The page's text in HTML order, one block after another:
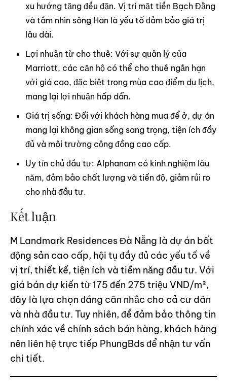
xu hướng tăng đều đặn. Vị trí mặt tiền Bạch Đằng
và tầm nhìn sông Hàn là yếu tố đảm bảo giá trị
lâu dài.
Lợi nhuận từ cho thuê: Với sự quản lý của
Marriott, các căn hộ có thể cho thuê ngắn hạn
với giá cao, đặc biệt trong mùa cao điểm du lịch,
mang lại lợi nhuận hấp dẫn.
Giá trị sống: Đối với khách hàng mua để ở, dự án
mang lại không gian sống sang trọng, tiện ích đầy
đủ và môi trường cộng đồng cao cấp.
Uy tín chủ đầu tư: Alphanam có kinh nghiệm lâu
năm, đảm bảo chất lượng và tiến độ, giảm rủi ro
cho nhà đầu tư.
Kết luận
M Landmark Residences Đà Nẵng là dự án bất
động sản cao cấp, hội tụ đầy đủ các yếu tố về
vị trí, thiết kế, tiện ích và tiềm năng đầu tư. Với
giá bán dự kiến từ 175 đến 275 triệu VND/m²,
đây là lựa chọn đáng cân nhắc cho cả cư dân
và nhà đầu tư. Tuy nhiên, để đảm bảo thông tin
chính xác về chính sách bán hàng, khách hàng
nên liên hệ trực tiếp PhungBds để nhận tư vấn
chi tiết.